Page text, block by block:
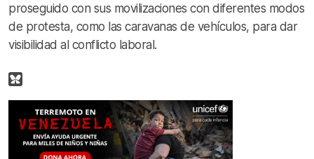
proseguido con sus movilizaciones con diferentes modos
de protesta, como las caravanas de vehículos, para dar
visibilidad al conflicto laboral.